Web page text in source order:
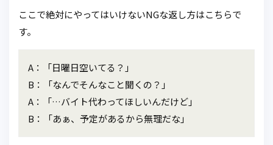
ここで絶対にやってはいけないNGな返し方はこちらで
す。
A：「日曜日空いてる？」
B：「なんでそんなこと聞くの？」
A：「…バイト代わってほしいんだけど」
B：「あぁ、予定があるから無理だな」